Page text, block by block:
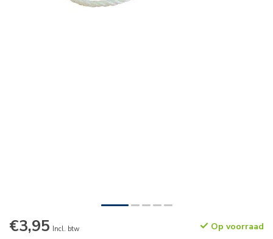
€3,95 Incl. btw Op voorraad